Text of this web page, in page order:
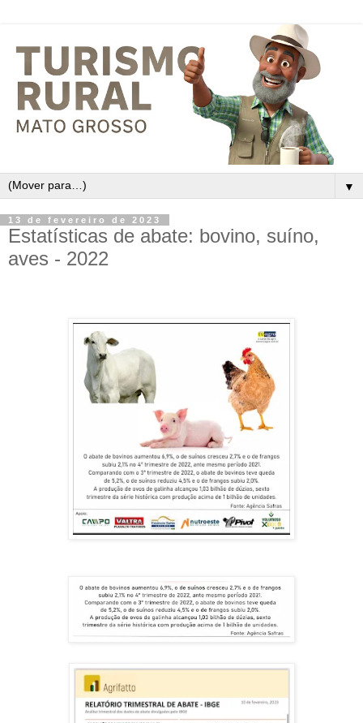
▼
13 de fevereiro de 2023
Estatísticas de abate: bovino, suíno,
aves - 2022